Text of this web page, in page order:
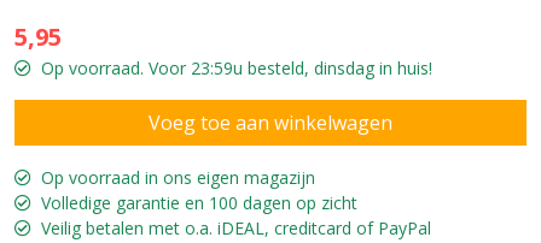
5,95
Op voorraad. Voor 23:59u besteld, dinsdag in huis!
Op voorraad in ons eigen magazijn
Volledige garantie en 100 dagen op zicht
Veilig betalen met o.a. iDEAL, creditcard of PayPal